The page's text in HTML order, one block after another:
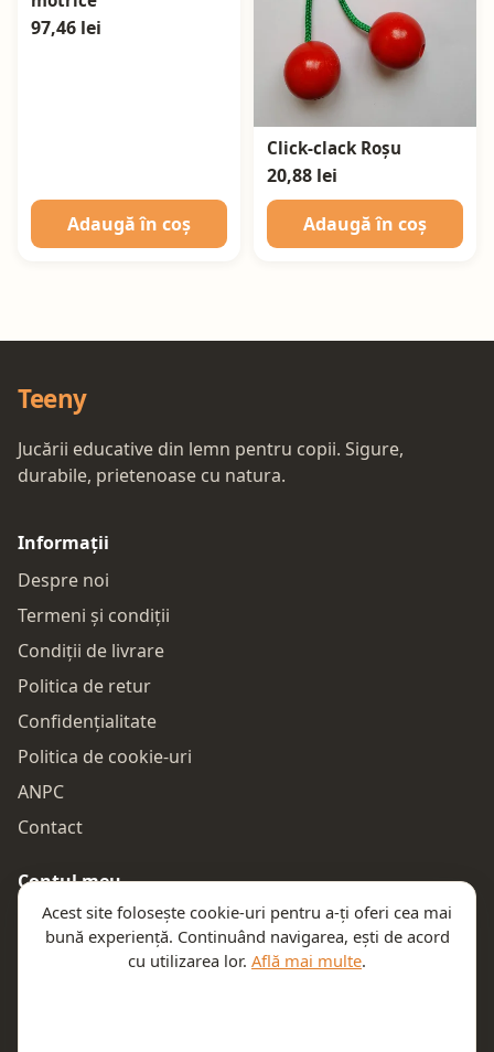
97,46 lei
Adaugă în coș
Click-clack Roșu
20,88 lei
Adaugă în coș
Teeny
Jucării educative din lemn pentru copii. Sigure,
durabile, prietenoase cu natura.
Informații
Despre noi
Termeni și condiții
Condiții de livrare
Politica de retur
Confidențialitate
Politica de cookie-uri
ANPC
Contact
Contul meu
Autentificare
Comenzile mele
Acest site folosește cookie-uri pentru a-ți oferi cea mai
bună experiență. Continuând navigarea, ești de acord
cu utilizarea lor. Află mai multe.